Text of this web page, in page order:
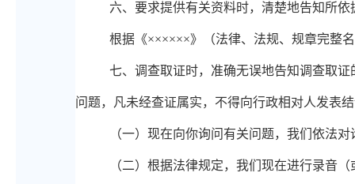
六、 要求提供有关资料时，清楚地告知所
根据《××××××》（法律、法规、规章完整
七、 调查取证时，准确无误地告知调查取
问题，凡未经查证属实，不得向行政相对人发表
（一）现在向你询问有关问题，我们依法
（二）根据法律规定，我们现在进行录音